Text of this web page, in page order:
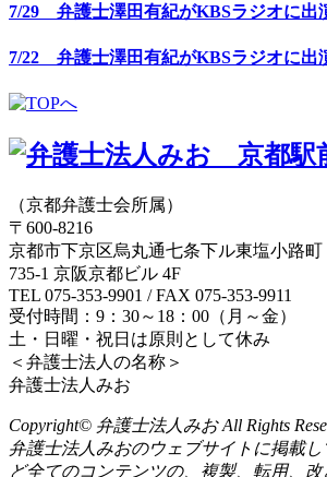
7/29 弁護士澤田有紀がKBSラジオに出
7/22 弁護士澤田有紀がKBSラジオに出
（京都弁護士会所属）
〒600-8216
京都市下京区烏丸通七条下ル東塩小路町
735-1 京阪京都ビル 4F
TEL 075-353-9901 / FAX 075-353-9911
受付時間：9：30～18：00（月～金）
土・日曜・祝日は原則として休み
＜弁護士法人の名称＞
弁護士法人みお
Copyright© 弁護士法人みお All Rights
弁護士法人みおのウェブサイトに掲載
ど全てのコンテンツの、複製、転用、